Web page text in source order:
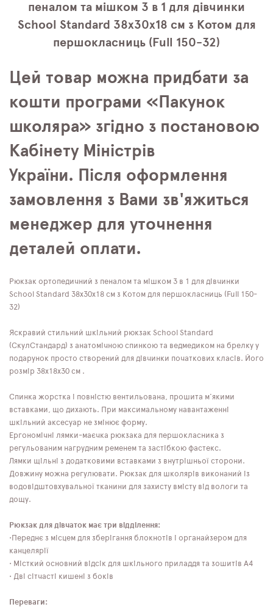
пеналом та мішком 3 в 1 для дівчинки
School Standard 38х30х18 см з Котом для
першокласниць (Full 150-32)
Цей товар можна придбати за
кошти програми «Пакунок
школяра» згідно з постановою
Кабінету Міністрів
України. Після оформлення
замовлення з Вами зв'яжиться
менеджер для уточнення
деталей оплати.
Рюкзак ортопедичний з пеналом та мішком 3 в 1 для дівчинки
School Standard 38х30х18 см з Котом для першокласниць (Full 150-
32)
Яскравий стильний шкільний рюкзак School Standard
(СкулСтандард) з анатомічною спинкою та ведмедиком на брелку у
подарунок просто створений для дівчинки початкових класів. Його
розмір 38х18х30 см .
Спинка жорстка і повністю вентильована, прошита м'якими
вставками, що дихають. При максимальному навантаженні
шкільний аксесуар не змінює форму.
Ергономічні лямки-маєчка рюкзака для першокласника з
регульованим нагрудним ременем та застібкою фастекс.
Лямки щільні з додатковими вставками з внутрішньої сторони.
Довжину можна регулювати. Рюкзак для школярів виконаний із
водовідштовхувальної тканини для захисту вмісту від вологи та
дощу.
Рюкзак для дівчаток має три відділення:
•Переднє з місцем для зберігання блокнотів і органайзером для
канцелярії
• Місткий основний відсік для шкільного приладдя та зошитів А4
• Дві сітчасті кишені з боків
Переваги: